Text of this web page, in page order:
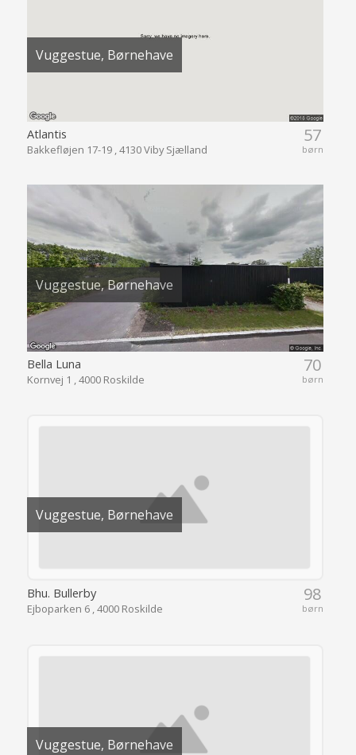
Vuggestue, Børnehave
57
børn
Atlantis
Bakkefløjen 17-19 , 4130 Viby Sjælland
Vuggestue, Børnehave
70
børn
Bella Luna
Kornvej 1 , 4000 Roskilde
Vuggestue, Børnehave
98
børn
Bhu. Bullerby
Ejboparken 6 , 4000 Roskilde
Vuggestue, Børnehave